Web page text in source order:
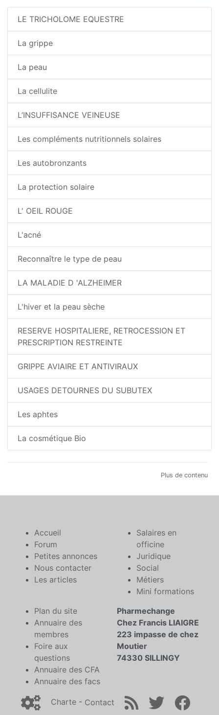
LE TRICHOLOME EQUESTRE
La grippe
La peau
La cellulite
L’INSUFFISANCE VEINEUSE
Les compléments nutritionnels solaires
Les autobronzants
La protection solaire
L' OEIL ROUGE
L'acné
Reconnaître le type de peau
LA MALADIE D 'ALZHEIMER
L'hiver et la peau sèche
RESERVE HOSPITALIERE, RETROCESSION ET
PRESCRIPTION RESTREINTE
GRIPPE AVIAIRE ET ANTIVIRAUX
USAGES DETOURNES DU SUBUTEX
Les aphtes
La cosmétique Bio
Plus de contenu
Accueil
Forum
Petites annonces
Nous contacter
Les articles
Salaires en
officine
Juridique
Social
Métiers
Mini formations
Plan du site
Annuaire des
membres
Foire aux
questions
Annuaire des CFA
Annuaire des facs
Pharmechange
Chez Francis LIAIGRE
223 impasse de chez
Moutier
74330 SILLINGY
Charte - Contact